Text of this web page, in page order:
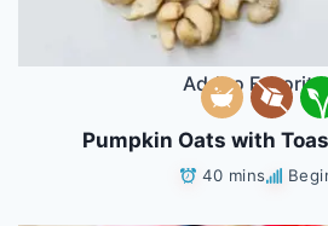
Add to
Pumpkin Oats with
40 mins